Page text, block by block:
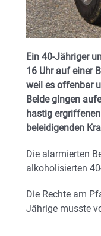
Ein 40-Jähriger
16 Uhr auf einer
weil es offenbar
Beide gingen
hastig
beleidigenden
Die alarmierten
alkoholisierten
Die Rechte am
Jährige musste